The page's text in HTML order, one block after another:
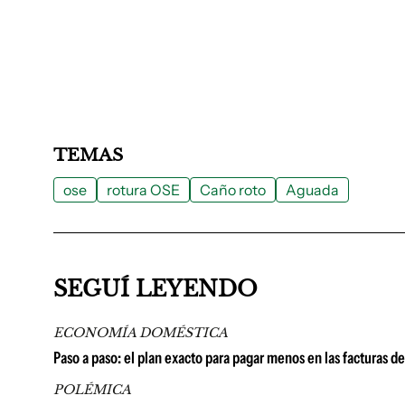
TEMAS
ose rotura OSE Caño roto Aguada
SEGUÍ LEYENDO
ECONOMÍA DOMÉSTICA
Paso a paso: el plan exacto para pagar menos en las facturas de
POLÉMICA